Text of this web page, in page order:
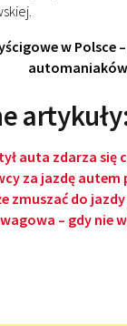
w Polsce
auta zdarza się
za jazdę
zmuszać do
– gdy nie